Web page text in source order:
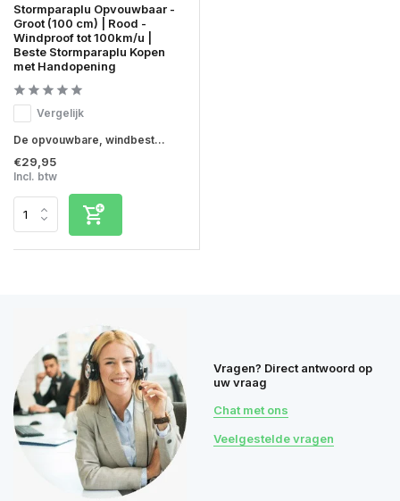
Stormparaplu Opvouwbaar -
Groot (100 cm) | Rood -
Windproof tot 100km/u |
Beste Stormparaplu Kopen
met Handopening
Vergelijk
De opvouwbare, windbest...
€29,95
Incl. btw
Vragen? Direct antwoord op
uw vraag
Chat met ons
Veelgestelde vragen